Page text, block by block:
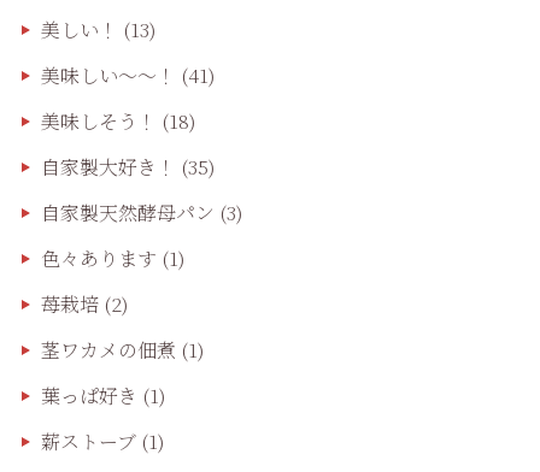
美しい！ (13)
美味しい〜〜！ (41)
美味しそう！ (18)
自家製大好き！ (35)
自家製天然酵母パン (3)
色々あります (1)
苺栽培(2)
茎ワカメの佃煮 (1)
葉っぱ好き (1)
薪ストーブ(1)